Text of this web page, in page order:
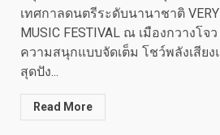
เทศกาลดนตรีระดับนานาชาติ VERY
MUSIC FESTIVAL ณ เมืองกวางโจ
ความสนุกแบบจัดเต็ม โชว์พลังเสีย
สุดปัง...
Read More